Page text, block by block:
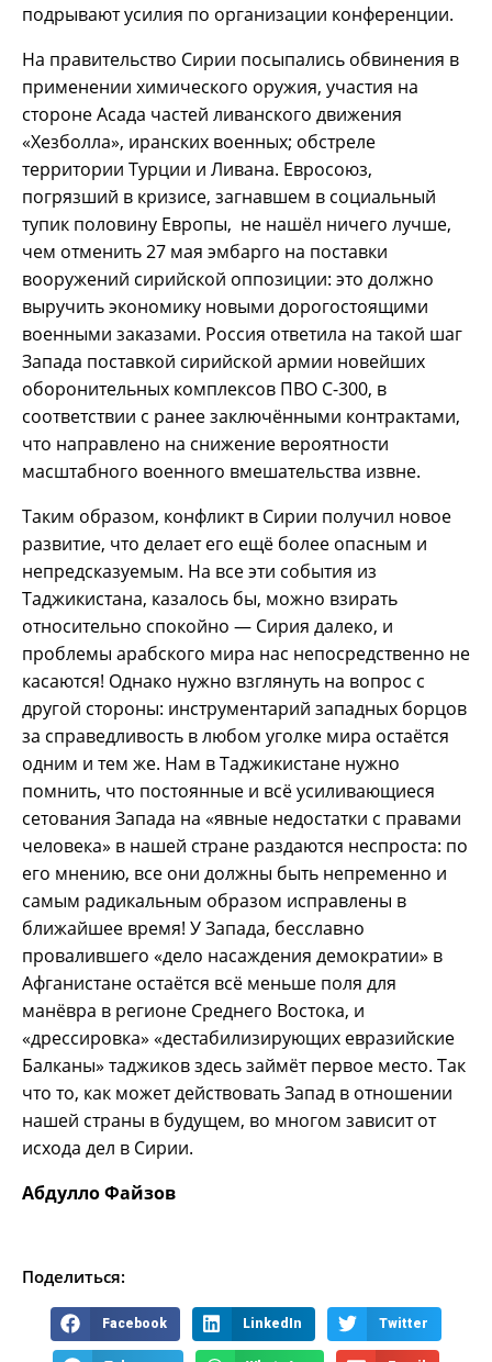
подрывают усилия по организации конференции.
На правительство Сирии посыпались обвинения в
применении химического оружия, участия на
стороне Асада частей ливанского движения
«Хезболла», иранских военных; обстреле
территории Турции и Ливана. Евросоюз,
погрязший в кризисе, загнавшем в социальный
тупик половину Европы, не нашёл ничего лучше,
чем отменить 27 мая эмбарго на поставки
вооружений сирийской оппозиции: это должно
выручить экономику новыми дорогостоящими
военными заказами. Россия ответила на такой шаг
Запада поставкой сирийской армии новейших
оборонительных комплексов ПВО С-300, в
соответствии с ранее заключёнными контрактами,
что направлено на снижение вероятности
масштабного военного вмешательства извне.
Таким образом, конфликт в Сирии получил новое
развитие, что делает его ещё более опасным и
непредсказуемым. На все эти события из
Таджикистана, казалось бы, можно взирать
относительно спокойно — Сирия далеко, и
проблемы арабского мира нас непосредственно не
касаются! Однако нужно взглянуть на вопрос с
другой стороны: инструментарий западных борцов
за справедливость в любом уголке мира остаётся
одним и тем же. Нам в Таджикистане нужно
помнить, что постоянные и всё усиливающиеся
сетования Запада на «явные недостатки с правами
человека» в нашей стране раздаются неспроста: по
его мнению, все они должны быть непременно и
самым радикальным образом исправлены в
ближайшее время! У Запада, бесславно
провалившего «дело насаждения демократии» в
Афганистане остаётся всё меньше поля для
манёвра в регионе Среднего Востока, и
«дрессировка» «дестабилизирующих евразийские
Балканы» таджиков здесь займёт первое место. Так
что то, как может действовать Запад в отношении
нашей страны в будущем, во многом зависит от
исхода дел в Сирии.
Абдулло Файзов
Поделиться:
Facebook LinkedIn Twitter